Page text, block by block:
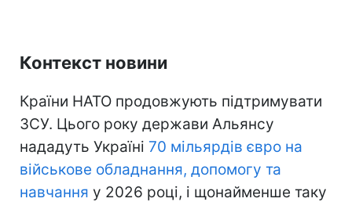
Контекст новини
Країни НАТО продовжують підтримувати
ЗСУ. Цього року держави Альянсу
нададуть Україні 70 мільярдів євро на
військове обладнання, допомогу та
навчання у 2026 році, і щонайменше таку